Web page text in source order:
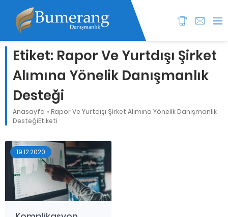
Etiket: Rapor Ve Yurtdışı Şirket
Alımına Yönelik Danışmanlık
Desteği
Anasayfa » Rapor Ve Yurtdışı Şirket Alımına Yönelik Danışmanlık
DesteğiEtiketi
19.12.2020